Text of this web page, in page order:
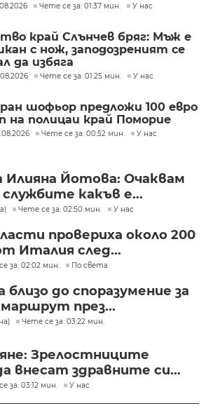
Чете се за: 01:37 мин. У нас
край Слънчев бряг: Мъж е
с нож, заподозреният се
да избяга
Чете се за: 01:25 мин. У нас
шофьор предложи 100 евро
на полицаи край Поморие
Чете се за: 00:52 мин. У нас
Йотова: Очаквам
какъв е...
Чете се за: 02:50 мин. У нас
провериха около 200
Италия след...
за: 02:02 мин. По света
близо до споразумение за
през...
Чете се за: 03:22 мин.
Зрелостниците
внесат здравните си...
за: 03:12 мин. У нас